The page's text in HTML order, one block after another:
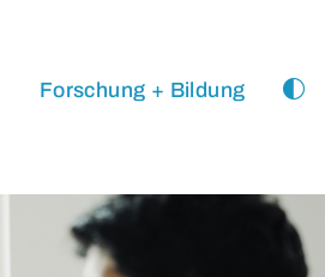
Forschung + Bildung